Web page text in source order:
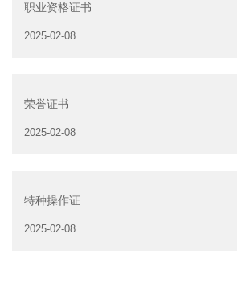
查看详情
查看详情
职业资格证书
2025-02-08
荣誉证书
2025-02-08
特种操作证
2025-02-08